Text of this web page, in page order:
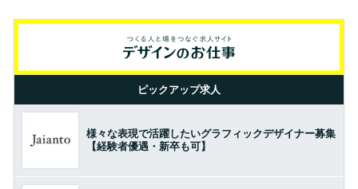
ピックアップ求人
様々な表現で活躍したいグラフィックデザイナー募集
【経験者優遇・新卒も可】